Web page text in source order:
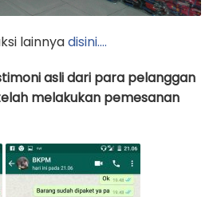
lainnyadisini….
asli dari para pelanggan
melakukan pemesanan